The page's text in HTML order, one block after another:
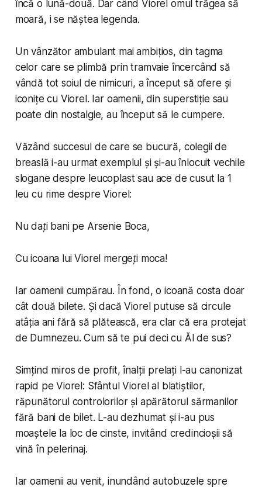
încă o lună-două. Dar când Viorel omul trăgea să
moară, i se năștea legenda.
Un vânzător ambulant mai ambițios, din tagma
celor care se plimbă prin tramvaie încercând să
vândă tot soiul de nimicuri, a început să ofere și
iconițe cu Viorel. Iar oamenii, din superstiție sau
poate din nostalgie, au început să le cumpere.
Văzând succesul de care se bucură, colegii de
breaslă i-au urmat exemplul și și-au înlocuit vechile
slogane despre leucoplast sau ace de cusut la 1
leu cu rime despre Viorel:
Nu dați bani pe Arsenie Boca,
Cu icoana lui Viorel mergeți moca!
Iar oamenii cumpărau. În fond, o icoană costa doar
cât două bilete. Și dacă Viorel putuse să circule
atâția ani fără să plătească, era clar că era protejat
de Dumnezeu. Cum să te pui deci cu Ăl de sus?
Simțind miros de profit, înalții prelați l-au canonizat
rapid pe Viorel: Sfântul Viorel al blatiștilor,
răpunătorul controlorilor și apărătorul sărmanilor
fără bani de bilet. L-au dezhumat și i-au pus
moaștele la loc de cinste, invitând credincioșii să
vină în pelerinaj.
Iar oamenii au venit, inundând autobuzele spre